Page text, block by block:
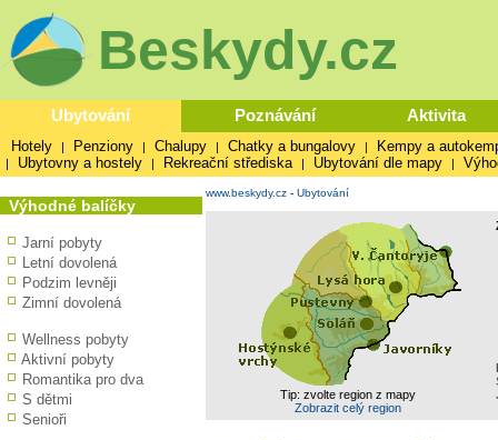
Beskydy.cz
Ubytování Poznávání Aktivita
Hotely | Penziony | Chalupy | Chatky a bungalovy | Kempy a
| Ubytovny a hostely | Rekreační střediska | Ubytování dle mapy |
Výhodné balíčky
Jarní pobyty
Letní dovolená
Podzim levněji
Zimní dovolená
Wellness pobyty
Aktivní pobyty
Romantika pro dva
S dětmi
Senioři
www.beskydy.cz - Ubytování
Tip: zvolte region z mapy
Zobrazit celý region